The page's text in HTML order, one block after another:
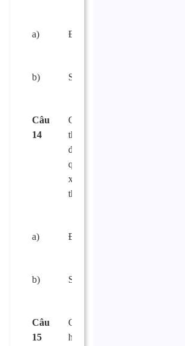
a) Đúng.
b) Sai.
Câu
14
Cơ sở sản xuất
thực phẩm phải có
đủ nước sạch đạt
quy chuẩn để sản
xuất, kinh doanh
thực phẩm?
a) Đúng.
b) Sai.
Câu
15
Có được sử dụng
hoá chất diệt chuột